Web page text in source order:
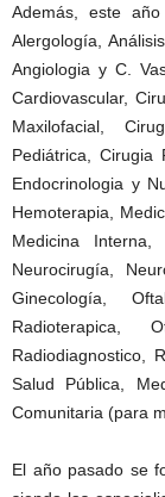
Además, este
Alergología,
Angiologia y C.
Cardiovascular,
Maxilofacial,
Pediátrica, Cirugia
Endocrinologia y
Hemoterapia,
Medicina Interna,
Neurocirugía,
Ginecología,
Radioterapica,
Radiodiagnostico,
Salud Pública,
Comunitaria (para
El año pasado se